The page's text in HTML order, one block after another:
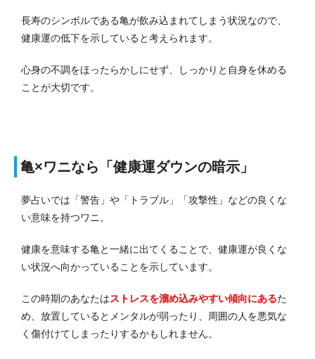
長寿のシンボルである亀が飲み込まれてしまう状況なので、
健康運の低下を示していると考えられます。
心身の不調をほったらかしにせず、しっかりと自身を休める
ことが大切です。
亀×ワニなら「健康運ダウンの暗示」
夢占いでは「警告」や「トラブル」「攻撃性」などの良くな
い意味を持つワニ。
健康を意味する亀と一緒に出てくることで、健康運が良くな
い状況へ向かっていることを示しています。
この時期のあなたはストレスを溜め込みやすい傾向にあるた
め、放置しているとメンタルが弱ったり、周囲の人を悪気な
く傷付けてしまったりするかもしれません。